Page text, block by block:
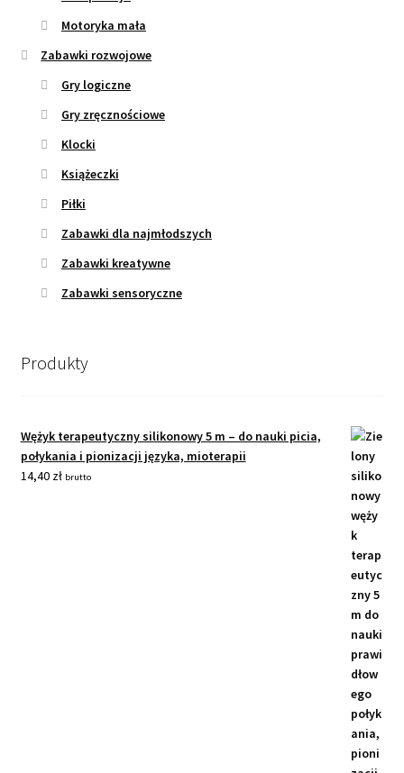
Motoryka mała
Zabawki rozwojowe
Gry logiczne
Gry zręcznościowe
Klocki
Książeczki
Piłki
Zabawki dla najmłodszych
Zabawki kreatywne
Zabawki sensoryczne
Produkty
Wężyk terapeutyczny silikonowy 5 m – do nauki picia,
połykania i pionizacji języka, mioterapii
14,40 zł brutto